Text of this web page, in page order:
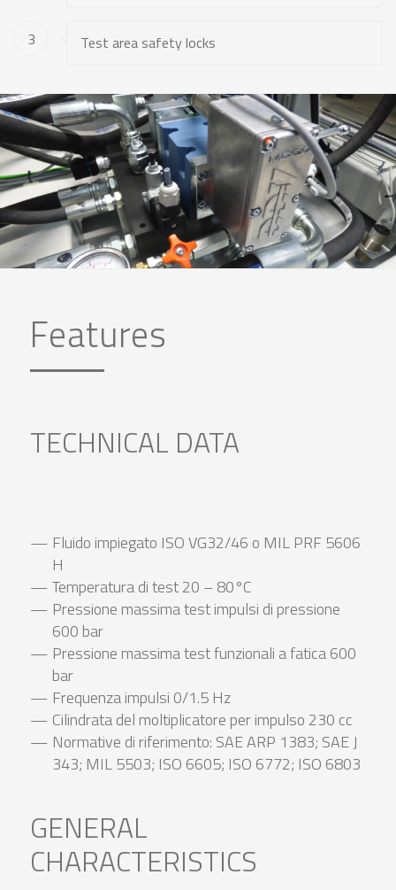
3 Test area safety locks
Features
TECHNICAL DATA
Fluido impiegato ISO VG32/46 o MIL PRF 5606
H
Temperatura di test 20 – 80°C
Pressione massima test impulsi di pressione
600 bar
Pressione massima test funzionali a fatica 600
bar
Frequenza impulsi 0/1.5 Hz
Cilindrata del moltiplicatore per impulso 230 cc
Normative di riferimento: SAE ARP 1383; SAE J
343; MIL 5503; ISO 6605; ISO 6772; ISO 6803
GENERAL
CHARACTERISTICS